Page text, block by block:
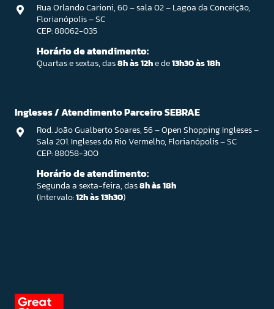
Rua Orlando Carioni, 60 – sala 02 – Lagoa da Conceição,
Florianópolis – SC
CEP: 88062-035
Horário de atendimento:
Quartas e sextas, das8h às 12he de13h30 às 18h
Ingleses / Atendimento Parceiro SEBRAE
Rod. João Gualberto Soares, 56 – Open Shopping Ingleses –
Sala 201. Ingleses do Rio Vermelho, Florianópolis – SC
CEP: 88058-300
Horário de atendimento:
Segunda a sexta-feira, das8h às 18h
(Intervalo:12h às 13h30)